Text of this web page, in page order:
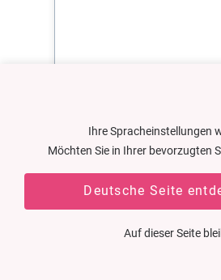
Ihre Spracheinstellungen
Möchten Sie in Ihrer bevorzugten
Deutsche Seite
Auf dieser Seite